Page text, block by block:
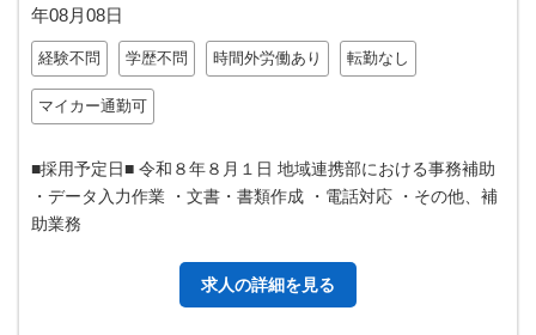
年08月08日
経験不問 学歴不問 時間外労働あり 転勤なし
マイカー通勤可
■採用予定日■ 令和８年８月１日 地域連携部における事務補助
・データ入力作業 ・文書・書類作成 ・電話対応 ・その他、補
助業務
求人の詳細を見る